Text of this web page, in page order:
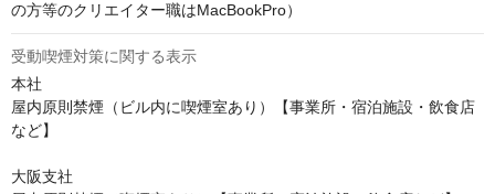
の方等のクリエイター職はMacBookPro）
受動喫煙対策に関する表示
本社
屋内原則禁煙（ビル内に喫煙室あり）【事業所・宿泊施設・飲食店
など】
大阪支社